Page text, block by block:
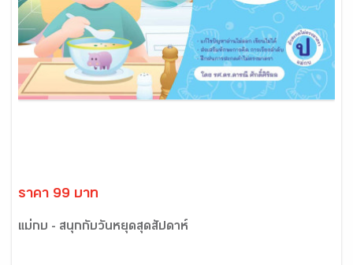
ราคา 99 บาท
แม่กบ - สนุกกับวันหยุดสุดสัปดาห์